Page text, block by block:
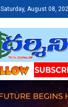
Saturday, August 08,